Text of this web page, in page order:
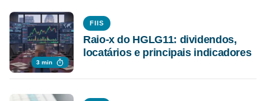
3 min
FIIS
Raio-x do HGLG11: dividendos,
locatários e principais indicadores